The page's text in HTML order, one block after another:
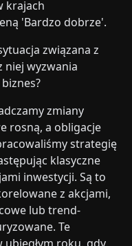
krajach
'Bardzo dobrze'.
związana z
niej wyzwania
zmiany
rosną, a obligacje
strategię
klasyczne
inwestycji. Są to
z akcjami,
lub trend-
Te